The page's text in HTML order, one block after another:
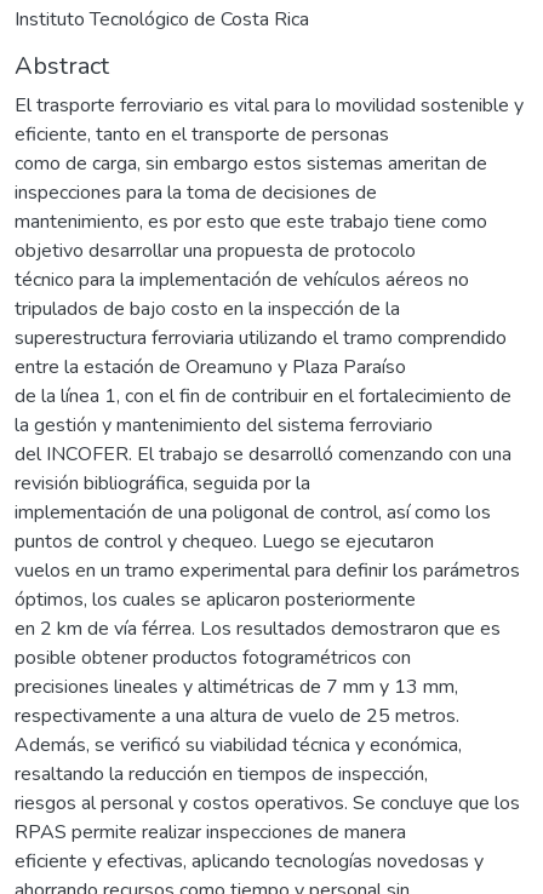
Instituto Tecnológico de Costa Rica
Abstract
El trasporte ferroviario es vital para lo movilidad sostenible y
eficiente, tanto en el transporte de personas
como de carga, sin embargo estos sistemas ameritan de
inspecciones para la toma de decisiones de
mantenimiento, es por esto que este trabajo tiene como
objetivo desarrollar una propuesta de protocolo
técnico para la implementación de vehículos aéreos no
tripulados de bajo costo en la inspección de la
superestructura ferroviaria utilizando el tramo comprendido
entre la estación de Oreamuno y Plaza Paraíso
de la línea 1, con el fin de contribuir en el fortalecimiento de
la gestión y mantenimiento del sistema ferroviario
del INCOFER. El trabajo se desarrolló comenzando con una
revisión bibliográfica, seguida por la
implementación de una poligonal de control, así como los
puntos de control y chequeo. Luego se ejecutaron
vuelos en un tramo experimental para definir los parámetros
óptimos, los cuales se aplicaron posteriormente
en 2 km de vía férrea. Los resultados demostraron que es
posible obtener productos fotogramétricos con
precisiones lineales y altimétricas de 7 mm y 13 mm,
respectivamente a una altura de vuelo de 25 metros.
Además, se verificó su viabilidad técnica y económica,
resaltando la reducción en tiempos de inspección,
riesgos al personal y costos operativos. Se concluye que los
RPAS permite realizar inspecciones de manera
eficiente y efectivas, aplicando tecnologías novedosas y